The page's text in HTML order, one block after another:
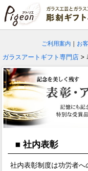
ご利用案内 お
ガラスアートギフト専門店 >
■ 社内表彰
社内表彰制度は功労者